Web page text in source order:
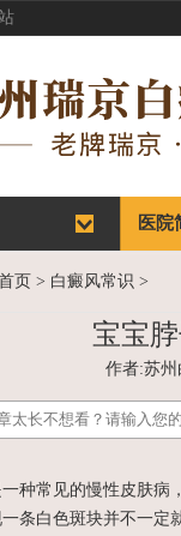
首页
医院
医院
页 > 白癜风常识 >
宝宝
作者:苏州
常见的慢性皮肤病，
条白色斑块并不一定